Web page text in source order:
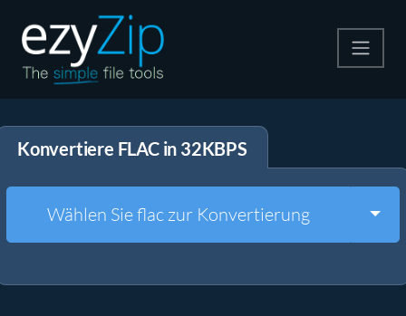
Entpacken
Weitere Tools
Konvertiere FLAC in 32KBPS
Wählen Sie flac zur Konvertierung